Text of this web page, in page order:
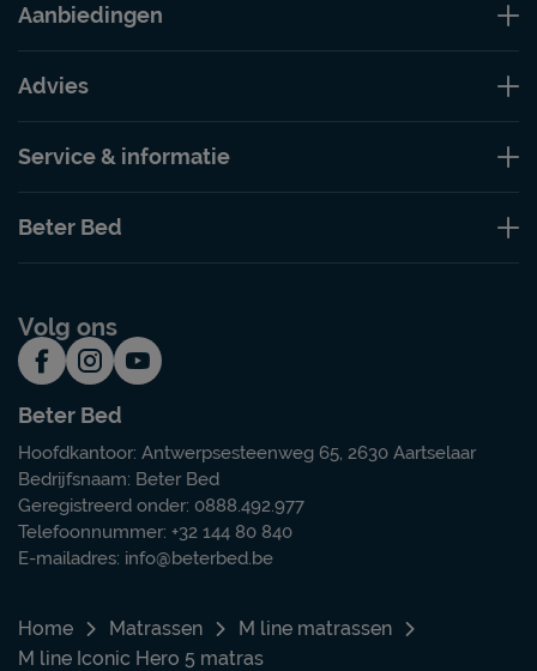
Aanbiedingen
Advies
Service & informatie
Beter Bed
Volg ons
Beter Bed
Hoofdkantoor: Antwerpsesteenweg 65, 2630 Aartselaar
Bedrijfsnaam: Beter Bed
Geregistreerd onder: 0888.492.977
Telefoonnummer: +32 144 80 840
E-mailadres: info@beterbed.be
Home Matrassen
M line matrassen
M line Iconic Hero 5 matras